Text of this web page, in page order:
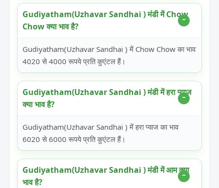
Gudiyatham(Uzhavar Sandhai ) मंडी में Chow
Chow क्या भाव है?
Gudiyatham(Uzhavar Sandhai ) में Chow Chow का भाव
4020 से 4000 रूपये प्रति कुएंटल हैं।
Gudiyatham(Uzhavar Sandhai ) मंडी में हरा प्याज
क्या भाव है?
Gudiyatham(Uzhavar Sandhai ) में हरा प्याज का भाव
6020 से 6000 रूपये प्रति कुएंटल हैं।
Gudiyatham(Uzhavar Sandhai ) मंडी में आम क्या
भाव है?